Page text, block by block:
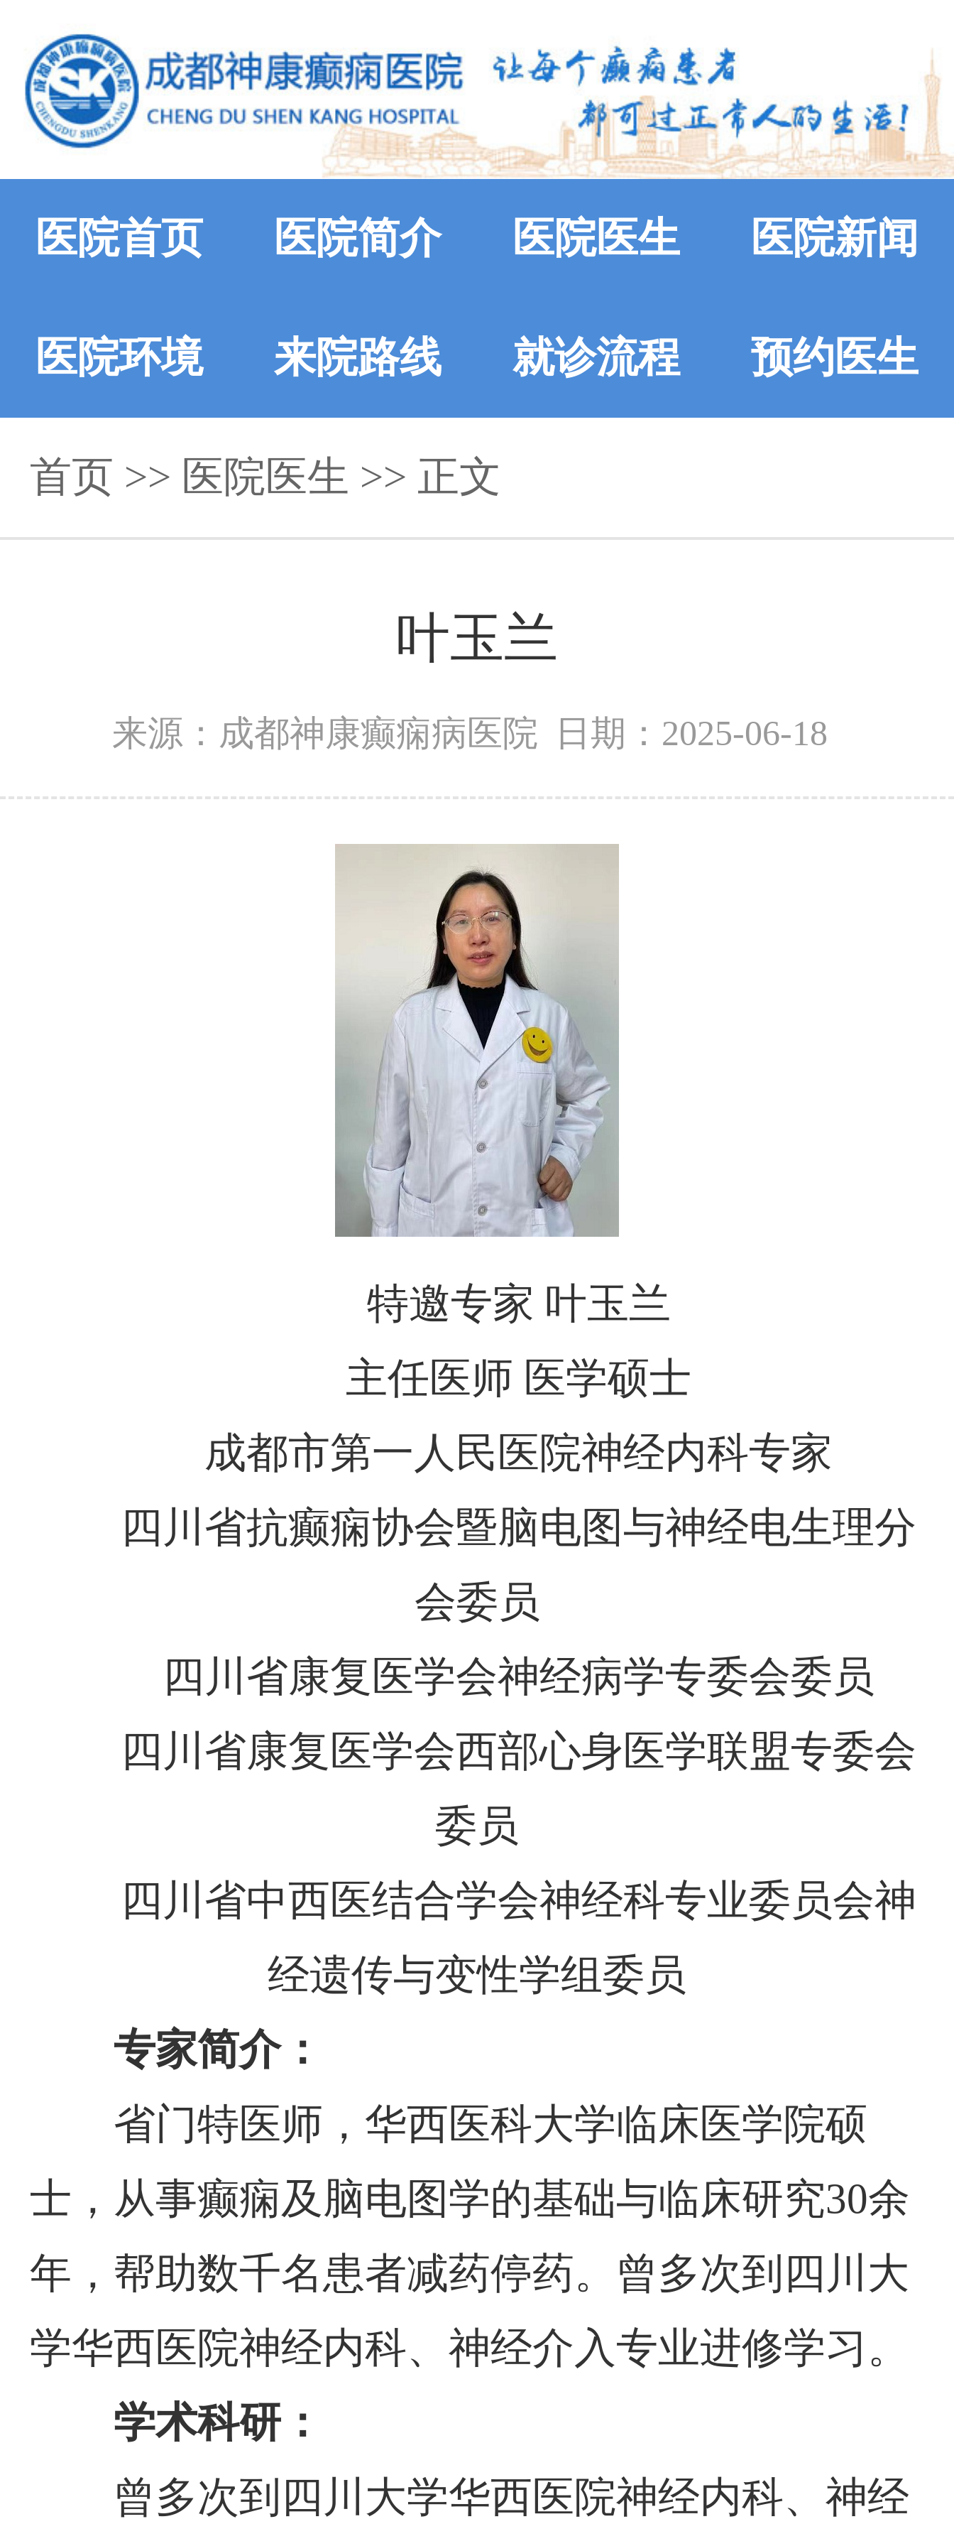
医院首页 医院简介 医院医生 医院新闻
医院环境 来院路线 就诊流程 预约医生
首页 >> 医院医生 >> 正文
叶玉兰
来源：成都神康癫痫病医院 日期：2025-06-18
特邀专家 叶玉兰
主任医师 医学硕士
成都市第一人民医院神经内科专家
四川省抗癫痫协会暨脑电图与神经电生理分
会委员
四川省康复医学会神经病学专委会委员
四川省康复医学会西部心身医学联盟专委会
委员
四川省中西医结合学会神经科专业委员会神
经遗传与变性学组委员
专家简介：
省门特医师，华西医科大学临床医学院硕
士，从事癫痫及脑电图学的基础与临床研究30余
年，帮助数千名患者减药停药。曾多次到四川大
学华西医院神经内科、神经介入专业进修学习。
学术科研：
曾多次到四川大学华西医院神经内科、神经